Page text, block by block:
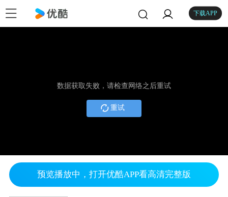
下载APP
数据获取失败，请检查网络之后重试
重试
预览播放中，打开优酷APP看高清完整版